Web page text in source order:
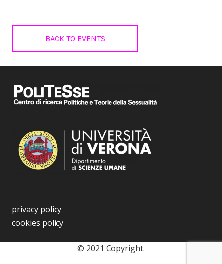
BACK TO EVENTS
privacy policy
cookies policy
© 2021 Copyright.